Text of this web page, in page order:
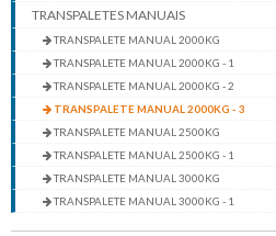
TRANSPALETES MANUAIS
TRANSPALETE MANUAL 2000KG
TRANSPALETE MANUAL 2000KG - 1
TRANSPALETE MANUAL 2000KG - 2
TRANSPALETE MANUAL 2000KG - 3
TRANSPALETE MANUAL 2500KG
TRANSPALETE MANUAL 2500KG - 1
TRANSPALETE MANUAL 3000KG
TRANSPALETE MANUAL 3000KG - 1